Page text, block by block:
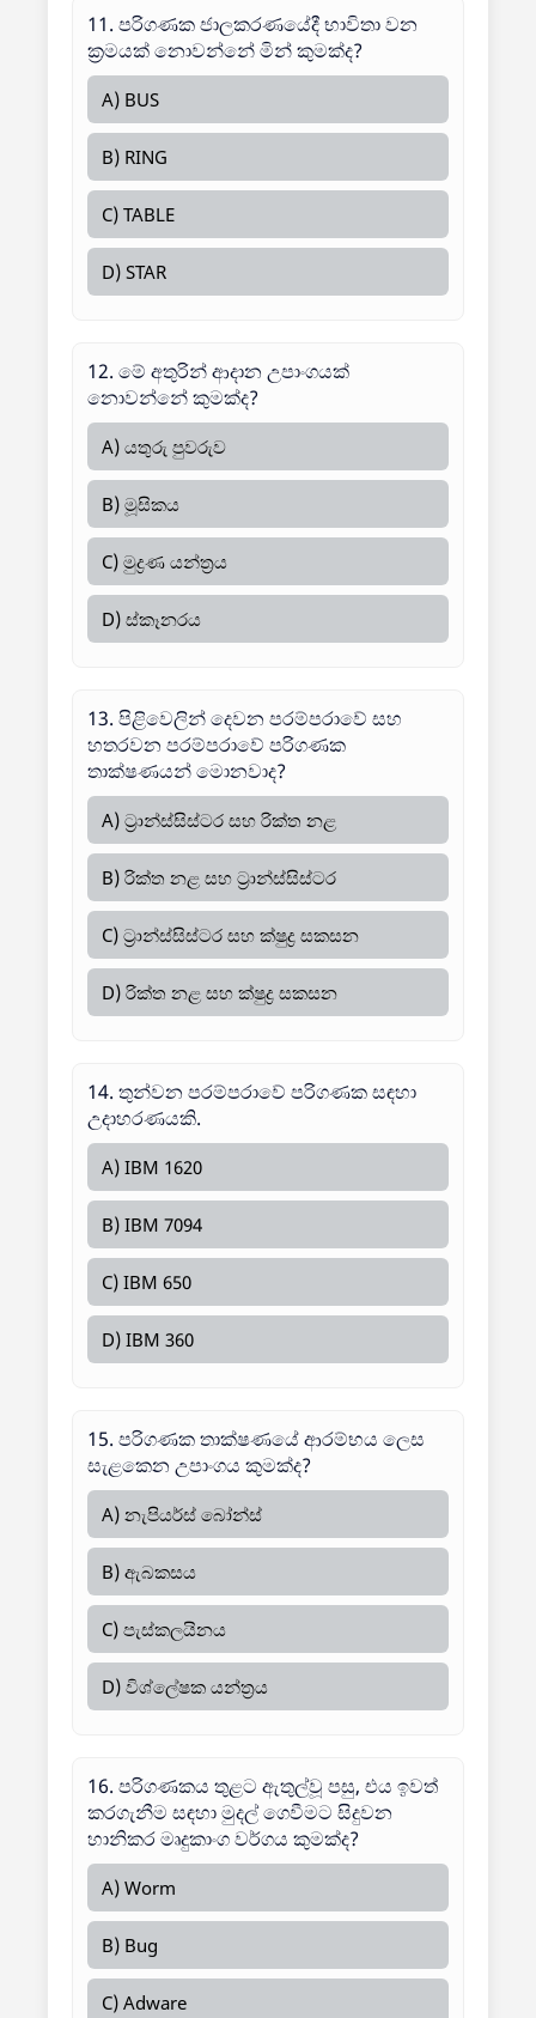
11. පරිගණක ජාලකරණයේදී භාවිතා වන
ක්‍රමයක් නොවන්නේ මින් කුමක්ද?
A) BUS
B) RING
C) TABLE
D) STAR
12. මේ අතුරින් ආදාන උපාංගයක්
නොවන්නේ කුමක්ද?
A) යතුරු පුවරුව
B) මූසිකය
C) මුද්‍රණ යන්ත්‍රය
D) ස්කෑනරය
13. පිළිවෙලින් දෙවන පරම්පරාවේ සහ
හතරවන පරම්පරාවේ පරිගණක
තාක්ෂණයන් මොනවාද?
A) ට්‍රාන්ස්සිස්ටර සහ රික්ත නළ
B) රික්ත නළ සහ ට්‍රාන්ස්සිස්ටර
C) ට්‍රාන්ස්සිස්ටර සහ ක්ෂුද්‍ර සකසන
D) රික්ත නළ සහ ක්ෂුද්‍ර සකසන
14. තුන්වන පරම්පරාවේ පරිගණක සඳහා
උදාහරණයකි.
A) IBM 1620
B) IBM 7094
C) IBM 650
D) IBM 360
15. පරිගණක තාක්ෂණයේ ආරම්භය ලෙස
සැළකෙන උපාංගය කුමක්ද?
A) නැපියර්ස් බෝන්ස්
B) ඇබකසය
C) පැස්කලයිනය
D) විශ්ලේෂක යන්ත්‍රය
16. පරිගණකය තුළට ඇතුල්වූ පසු, එය ඉවත්
කරගැනීම සඳහා මුදල් ගෙවීමට සිදුවන
හානිකර මෘදුකාංග වර්ගය කුමක්ද?
A) Worm
B) Bug
C) Adware